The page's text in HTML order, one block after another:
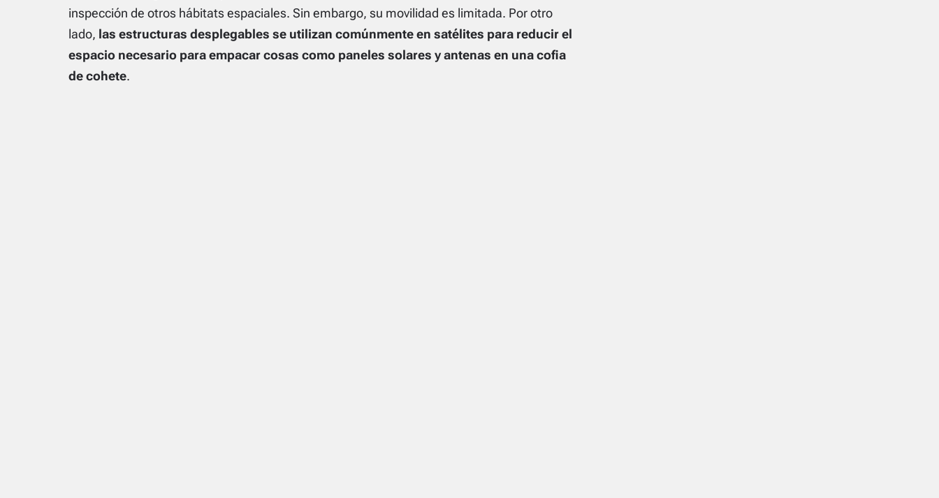
inspección de otros hábitats espaciales. Sin embargo, su movilidad es limitada. Por otro
lado, las estructuras desplegables se utilizan comúnmente en satélites para reducir el
espacio necesario para empacar cosas como paneles solares y antenas en una cofia
de cohete.